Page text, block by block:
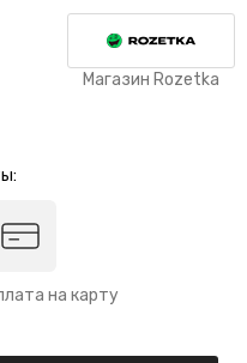
Магазин Rozetka
на карту